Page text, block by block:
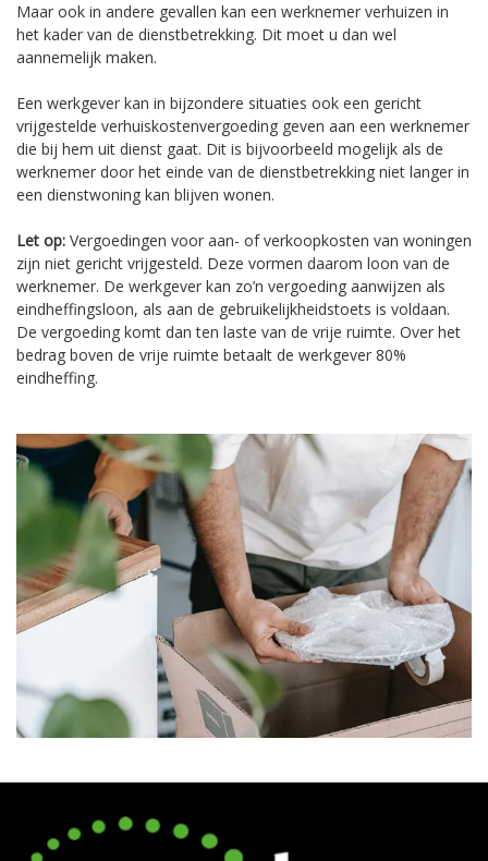
Maar ook in andere gevallen kan een werknemer verhuizen in
het kader van de dienstbetrekking. Dit moet u dan wel
aannemelijk maken.
Een werkgever kan in bijzondere situaties ook een gericht
vrijgestelde verhuiskostenvergoeding geven aan een werknemer
die bij hem uit dienst gaat. Dit is bijvoorbeeld mogelijk als de
werknemer door het einde van de dienstbetrekking niet langer in
een dienstwoning kan blijven wonen.
Let op: Vergoedingen voor aan- of verkoopkosten van woningen
zijn niet gericht vrijgesteld. Deze vormen daarom loon van de
werknemer. De werkgever kan zo’n vergoeding aanwijzen als
eindheffingsloon, als aan de gebruikelijkheidstoets is voldaan.
De vergoeding komt dan ten laste van de vrije ruimte. Over het
bedrag boven de vrije ruimte betaalt de werkgever 80%
eindheffing.